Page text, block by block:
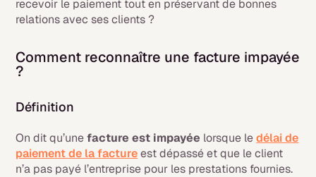
recevoir le paiement tout en préservant de bonnes
relations avec ses clients ?
Comment reconnaître une facture impayée
?
Définition
On dit qu’unefacture est impayée lorsque ledélai de
paiement de la factureest dépassé et que le client
n’a pas payé l’entreprise pour les prestations fournies.